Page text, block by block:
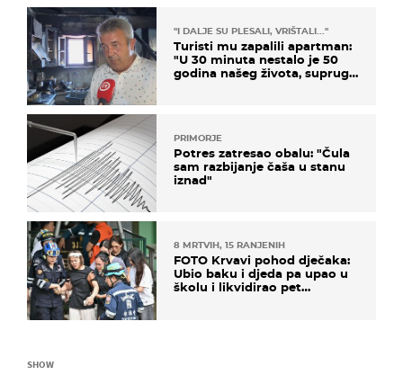
"I DALJE SU PLESALI, VRIŠTALI..."
Turisti mu zapalili apartman:
"U 30 minuta nestalo je 50
godina našeg života, supruga
PRIMORJE
Potres zatresao obalu: "Čula
sam razbijanje čaša u stanu
iznad"
8 MRTVIH, 15 RANJENIH
FOTO Krvavi pohod dječaka:
Ubio baku i djeda pa upao u
školu i likvidirao pet
SHOW